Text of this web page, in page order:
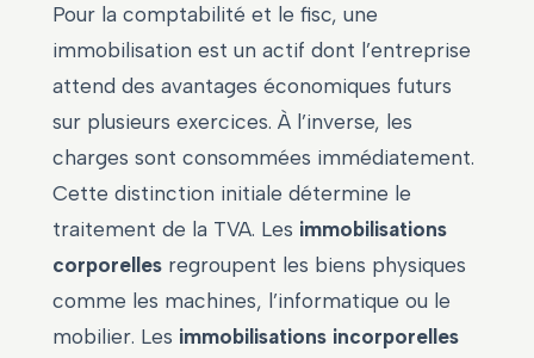
Pour la comptabilité et le fisc, une
immobilisation est un actif dont l’entreprise
attend des avantages économiques futurs
sur plusieurs exercices. À l’inverse, les
charges sont consommées immédiatement.
Cette distinction initiale détermine le
traitement de la TVA. Les immobilisations
corporelles regroupent les biens physiques
comme les machines, l’informatique ou le
mobilier. Les immobilisations incorporelles